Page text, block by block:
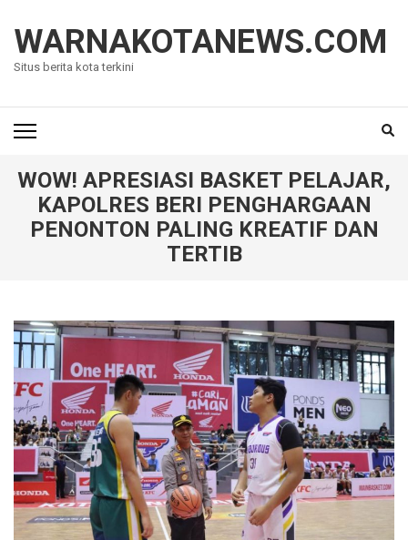
konten
(Tekan
WARNAKOTANEWS.COM
Situs berita kota terkini
WOW! APRESIASI BASKET PELAJAR,
KAPOLRES BERI PENGHARGAAN
PENONTON PALING KREATIF DAN
TERTIB